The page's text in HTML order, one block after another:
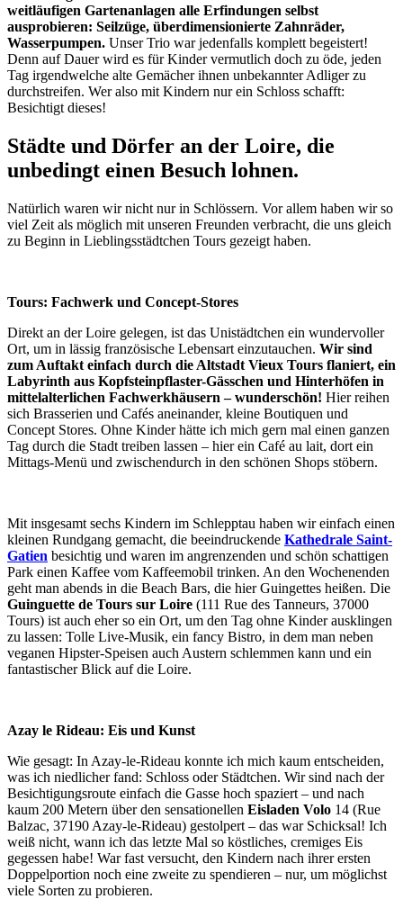
weitläufigen Gartenanlagen alle Erfindungen selbst
ausprobieren: Seilzüge, überdimensionierte Zahnräder,
Wasserpumpen. Unser Trio war jedenfalls komplett begeistert!
Denn auf Dauer wird es für Kinder vermutlich doch zu öde, jeden
Tag irgendwelche alte Gemächer ihnen unbekannter Adliger zu
durchstreifen. Wer also mit Kindern nur ein Schloss schafft:
Besichtigt dieses!
Städte und Dörfer an der Loire, die
unbedingt einen Besuch lohnen.
Natürlich waren wir nicht nur in Schlössern. Vor allem haben wir so
viel Zeit als möglich mit unseren Freunden verbracht, die uns gleich
zu Beginn in Lieblingsstädtchen Tours gezeigt haben.
Tours: Fachwerk und Concept-Stores
Direkt an der Loire gelegen, ist das Unistädtchen ein wundervoller
Ort, um in lässig französische Lebensart einzutauchen. Wir sind
zum Auftakt einfach durch die Altstadt Vieux Tours flaniert, ein
Labyrinth aus Kopfsteinpflaster-Gässchen und Hinterhöfen in
mittelalterlichen Fachwerkhäusern – wunderschön! Hier reihen
sich Brasserien und Cafés aneinander, kleine Boutiquen und
Concept Stores. Ohne Kinder hätte ich mich gern mal einen ganzen
Tag durch die Stadt treiben lassen – hier ein Café au lait, dort ein
Mittags-Menü und zwischendurch in den schönen Shops stöbern.
Mit insgesamt sechs Kindern im Schlepptau haben wir einfach einen
kleinen Rundgang gemacht, die beeindruckende Kathedrale Saint-
Gatien besichtig und waren im angrenzenden und schön schattigen
Park einen Kaffee vom Kaffeemobil trinken. An den Wochenenden
geht man abends in die Beach Bars, die hier Guingettes heißen. Die
Guinguette de Tours sur Loire (111 Rue des Tanneurs, 37000
Tours) ist auch eher so ein Ort, um den Tag ohne Kinder ausklingen
zu lassen: Tolle Live-Musik, ein fancy Bistro, in dem man neben
veganen Hipster-Speisen auch Austern schlemmen kann und ein
fantastischer Blick auf die Loire.
Azay le Rideau: Eis und Kunst
Wie gesagt: In Azay-le-Rideau konnte ich mich kaum entscheiden,
was ich niedlicher fand: Schloss oder Städtchen. Wir sind nach der
Besichtigungsroute einfach die Gasse hoch spaziert – und nach
kaum 200 Metern über den sensationellen Eisladen Volo 14 (Rue
Balzac, 37190 Azay-le-Rideau) gestolpert – das war Schicksal! Ich
weiß nicht, wann ich das letzte Mal so köstliches, cremiges Eis
gegessen habe! War fast versucht, den Kindern nach ihrer ersten
Doppelportion noch eine zweite zu spendieren – nur, um möglichst
viele Sorten zu probieren.